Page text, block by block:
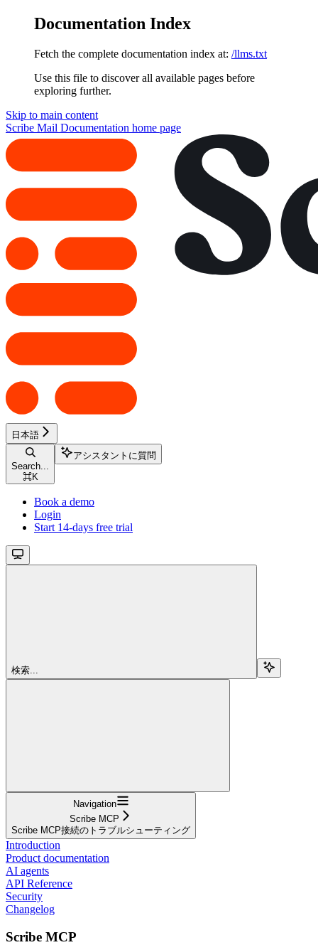
Documentation Index
Fetch the complete documentation index at: /llms.txt
Use this file to discover all available pages before
exploring further.
Skip to main content
Scribe Mail Documentation home page
日本語
Search...
⌘K
アシスタントに質問
Book a demo
Login
Start 14-days free trial
検索...
Navigation
Scribe MCP
Scribe MCP接続のトラブルシューティング
Introduction
Product documentation
AI agents
API Reference
Security
Changelog
Scribe MCP